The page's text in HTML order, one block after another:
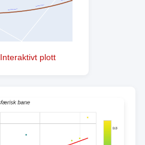
Interaktivt plott